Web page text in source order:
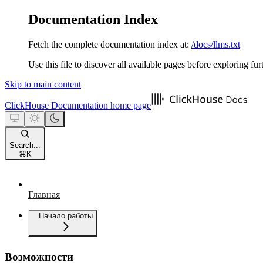
Documentation Index
Fetch the complete documentation index at: /docs/llms.txt
Use this file to discover all available pages before exploring
Skip to main content
ClickHouse Documentation home page
Search...
⌘ K
Главная
Начало работы
Возможности